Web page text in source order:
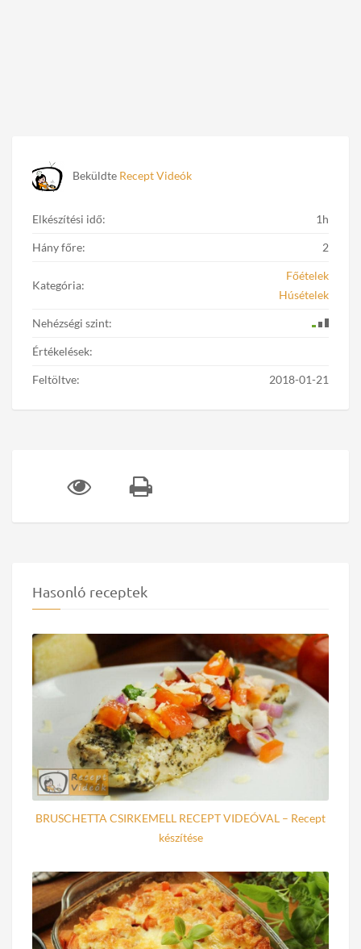
Beküldte Recept Videók
Elkészítési idő: 1h
Hány főre: 2
Kategória:
Főételek
Húsételek
Nehézségi szint:
Értékelések:
Feltöltve: 2018-01-21
Hasonló receptek
BRUSCHETTA CSIRKEMELL RECEPT VIDEÓVAL – Recept
készítése